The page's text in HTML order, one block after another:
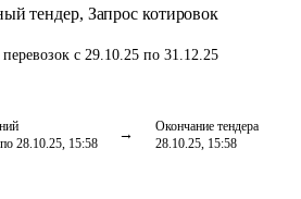
тендер, Запрос котировок
с 29.10.25 по 31.12.25
28.10.25, 15:58
Окончание тендера
28.10.25, 15:58